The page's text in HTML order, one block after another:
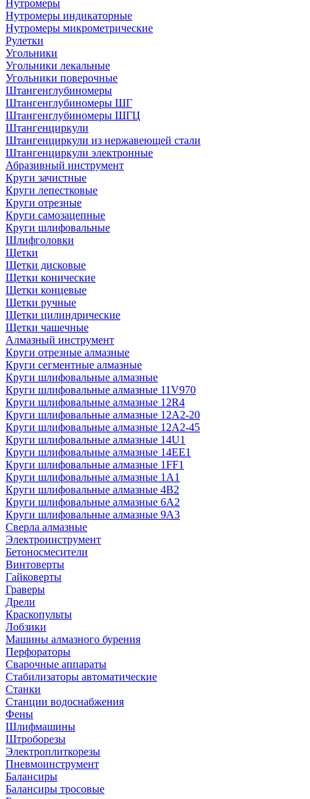
Нутромеры
Нутромеры индикаторные
Нутромеры микрометрические
Рулетки
Угольники
Угольники лекальные
Угольники поверочные
Штангенглубиномеры
Штангенглубиномеры ШГ
Штангенглубиномеры ШГЦ
Штангенциркули
Штангенциркули из нержавеющей стали
Штангенциркули электронные
Абразивный инструмент
Круги зачистные
Круги лепестковые
Круги отрезные
Круги самозацепные
Круги шлифовальные
Шлифголовки
Щетки
Щетки дисковые
Щетки конические
Щетки концевые
Щетки ручные
Щетки цилиндрические
Щетки чашечные
Алмазный инструмент
Круги отрезные алмазные
Круги сегментные алмазные
Круги шлифовальные алмазные
Круги шлифовальные алмазные 11V970
Круги шлифовальные алмазные 12R4
Круги шлифовальные алмазные 12А2-20
Круги шлифовальные алмазные 12А2-45
Круги шлифовальные алмазные 14U1
Круги шлифовальные алмазные 14ЕЕ1
Круги шлифовальные алмазные 1FF1
Круги шлифовальные алмазные 1А1
Круги шлифовальные алмазные 4В2
Круги шлифовальные алмазные 6A2
Круги шлифовальные алмазные 9А3
Сверла алмазные
Электроинструмент
Бетоносмесители
Винтоверты
Гайковерты
Граверы
Дрели
Краскопульты
Лобзики
Машины алмазного бурения
Перфораторы
Сварочные аппараты
Стабилизаторы автоматические
Станки
Станции водоснабжения
Фены
Шлифмашины
Штроборезы
Электроплиткорезы
Пневмоинструмент
Балансиры
Балансиры тросовые